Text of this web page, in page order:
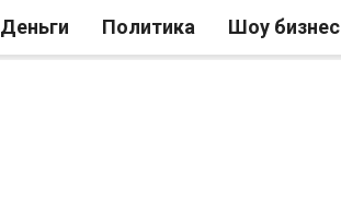
Деньги Политика Шоу бизнес